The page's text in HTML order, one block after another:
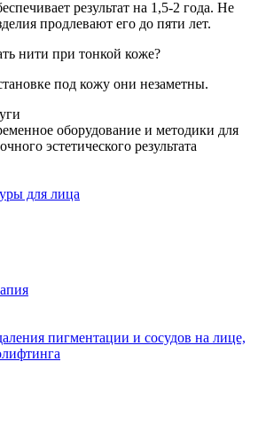
результат на 1,5-2 года. Не
продлевают его до пяти лет.
нити при тонкой коже?
под кожу они незаметны.
оборудование и методики для
эстетического результата
для лица
пигментации и сосудов на лице,